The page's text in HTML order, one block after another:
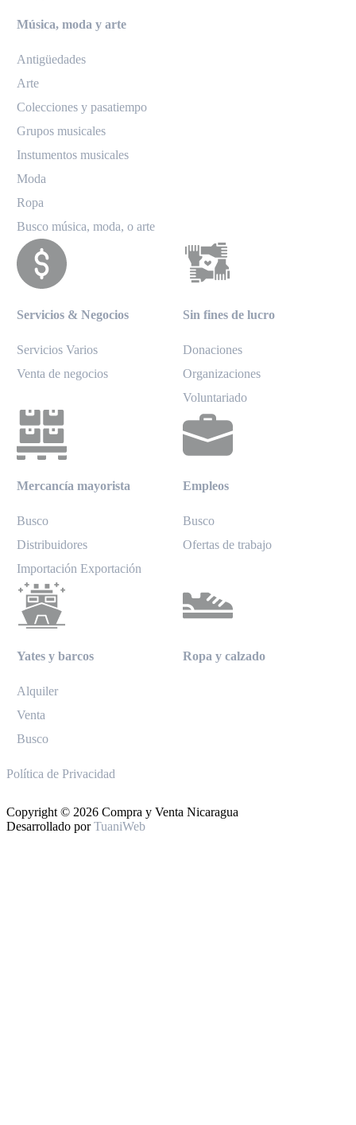
Música, moda y arte
Antigüedades
Arte
Colecciones y pasatiempo
Grupos musicales
Instumentos musicales
Moda
Ropa
Busco música, moda, o arte
Servicios & Negocios
Servicios Varios
Venta de negocios
Sin fines de lucro
Donaciones
Organizaciones
Voluntariado
Mercancía mayorista
Busco
Distribuidores
Importación Exportación
Empleos
Busco
Ofertas de trabajo
Yates y barcos
Alquiler
Venta
Busco
Ropa y calzado
Política de Privacidad
Copyright © 2026 Compra y Venta Nicaragua
Desarrollado porTuaniWeb